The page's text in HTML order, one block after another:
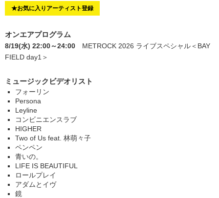
★お気に入りアーティスト登録
オンエアプログラム
8/19(水) 22:00～24:00
METROCK 2026 ライブスペシャル＜BAY
FIELD day1＞
ミュージックビデオリスト
フォーリン
Persona
Leyline
コンビニエンスラブ
HIGHER
Two of Us feat. 林萌々子
ペンペン
青いの。
LIFE IS BEAUTIFUL
ロールプレイ
アダムとイヴ
鏡